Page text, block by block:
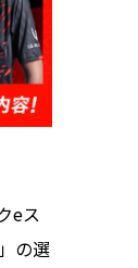
eス
の選